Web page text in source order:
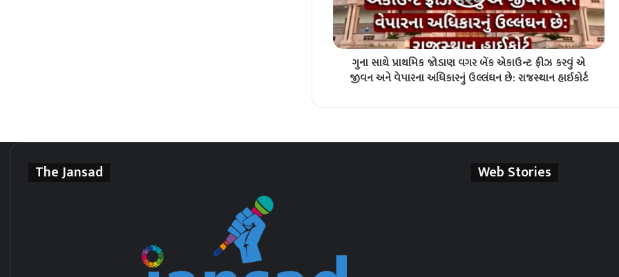
ગુના સાથે પ્રાથમિક જોડાણ વગર બેંક એકાઉન્ટ ફ્રીઝ કરવું એ
જીવન અને વેપારના અધિકારનું ઉલ્લંઘન છે: રાજસ્થાન હાઈકોર્ટ
The Jansad Web Stories